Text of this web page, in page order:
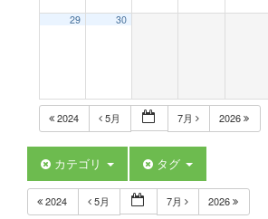
29 30
2024 5月 7月 2026
カテゴリ タグ
2024 5月 7月 2026